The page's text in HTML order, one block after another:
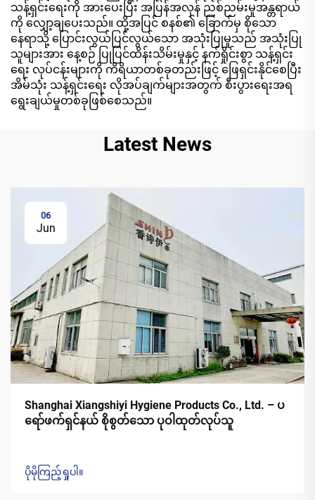
သန့်ရှင်းရေးကို အားပေးပြီး အပြန်အလှန် ညစ်ညမ်းမှုအန္တရာယ်
ကို လျှော့ချပေးသည်။ ထို့အပြင် စနစ်၏ ခြောက်မှ စိုသော
နေရာသို့ ပြောင်းလွယ်ပြင်လွယ်သော အသုံးပြုမှုသည် အသုံးပြု
သူများအား နေ့စဉ် ပြုပြင်ထိန်းသိမ်းမှုနှင့် နက်ရှိုင်းစွာ သန့်ရှင်း
ရေး လုပ်ငန်းများကို ကိရိယာတစ်ခုတည်းဖြင့် ဖြေရှင်းနိုင်စေပြီး
အိမ်သုံး သန့်ရှင်းရေး လိုအပ်ချက်များအတွက် စီးပွားရေးအရ
ရွေးချယ်မှုတစ်ခုဖြစ်စေသည်။
Latest News
06
Jun
Shanghai Xiangshiyi Hygiene Products Co., Ltd. – ပ
ရော်ဖက်ရှင်နယ် စိုစွတ်သော ပုဝါထုတ်လုပ်သူ
ပိုမိုကြည့်ရှုပါ။